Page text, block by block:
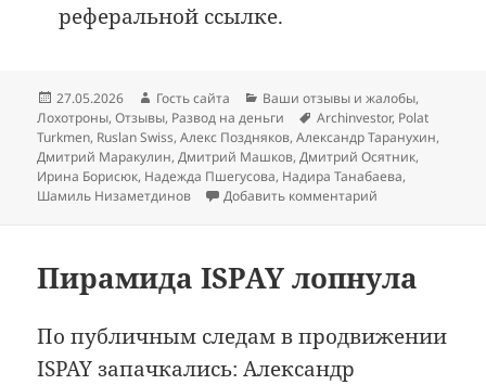
реферальной ссылке.
Опубликовано
27.05.2026 Автор
Гость сайта Рубрики
Ваши отзывы и жалобы,
Лохотроны,Отзывы, Развод на деньги Метки
Archinvestor, Polat
Turkmen, Ruslan Swiss,Алекс Поздняков,Александр Таранухин,
Дмитрий Маракулин,Дмитрий Машков,Дмитрий Осятник,
Ирина Борисюк, Надежда Пшегусова, Надира Танабаева,
Шамиль Низаметдинов
Добавить комментарий
Пирамида ISPAY лопнула
По публичным следам в продвижении
ISPAY запачкались: Александр